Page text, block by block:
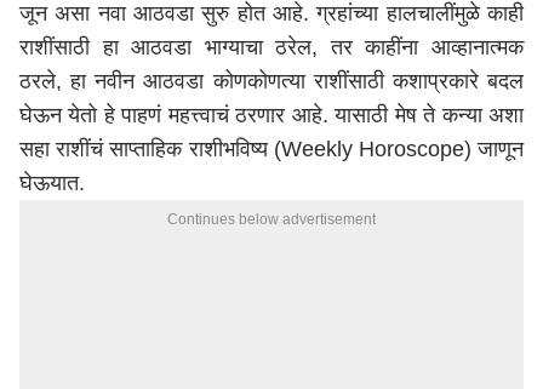
जून असा नवा आठवडा सुरु होत आहे. ग्रहांच्या हालचालींमुळे काही
राशींसाठी हा आठवडा भाग्याचा ठरेल, तर काहींना आव्हानात्मक
ठरले, हा नवीन आठवडा कोणकोणत्या राशींसाठी कशाप्रकारे बदल
घेऊन येतो हे पाहणं महत्त्वाचं ठरणार आहे. यासाठी मेष ते कन्या अशा
सहा राशींचं साप्ताहिक राशीभविष्य (Weekly Horoscope) जाणून
घेऊयात.
Continues below advertisement